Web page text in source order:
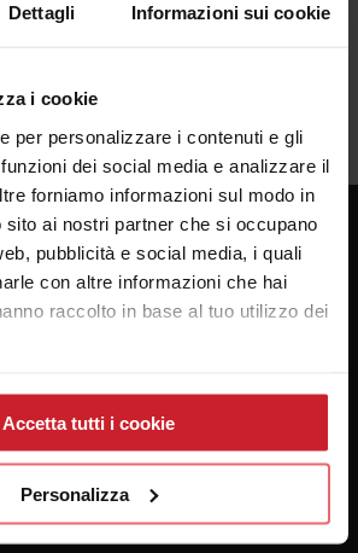
Dettagli Informazioni sui cookie
i cookie
per personalizzare i contenuti e gli
dei social media e analizzare il
forniamo informazioni sul modo in
ai nostri partner che si occupano
pubblicità e social media, i quali
con altre informazioni che hai
raccolto in base al tuo utilizzo dei
Accetta tutti i cookie
Personalizza
Bosco forniture Grafiche s.a.s.
174